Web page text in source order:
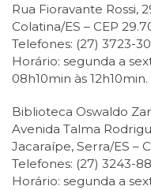
Rua Fioravante Rossi,
Colatina/ES – CEP
Telefones: (27) 3723-
Horário: segunda a
08h10min às 12h10min.
Biblioteca Oswaldo
Avenida Talma
Jacaraípe, Serra/ES –
Telefones: (27) 3243-
Horário: segunda a